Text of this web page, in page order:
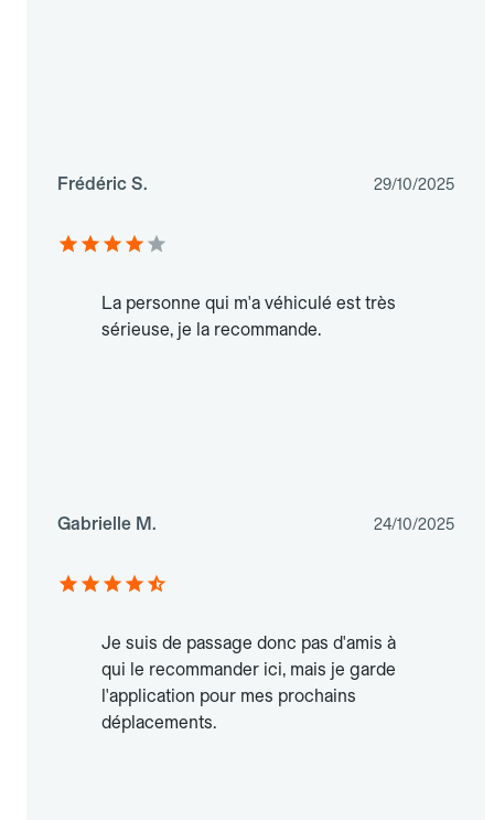
Frédéric S. 29/10/2025
La personne qui m'a véhiculé est très
sérieuse, je la recommande.
Gabrielle M. 24/10/2025
Je suis de passage donc pas d'amis à
qui le recommander ici, mais je garde
l'application pour mes prochains
déplacements.